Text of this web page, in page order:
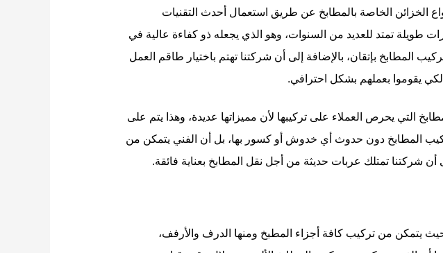
الخزائن الخاصة بالمطابخ عن طريق استعمال أحدث التقنيات
طويلة تمتد للعديد من السنوات، وهو الذي يجعله ذو كفاءة عالية في
بإتقان، بالإضافة إلى أن شركتنا تهتم باختيار طاقم العمل
لكي يقوموا بعملهم بشكل احترافي.
التي يحرص العملاء على تركيبها لأن مميزاتها عديدة، وهذا يتم على
المطابخ دون حدوث أي خدوش أو كسور بها، بل أن الفني يتمكن من
أن شركتنا تمتلك عربات حديثة من أجل نقل المطابخ بعناية فائقة.
يتمكن من تركيب كافة أجزاء المطبخ ومنها الدرف والأرفف،